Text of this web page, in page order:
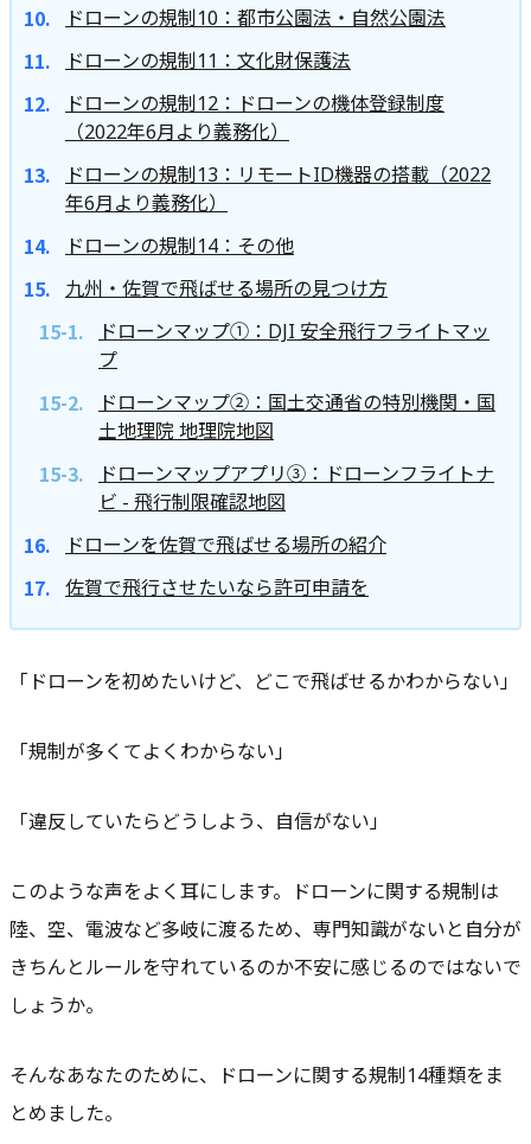
ドローンの規制10：都市公園法・自然公園法
ドローンの規制11：文化財保護法
ドローンの規制12：ドローンの機体登録制度
（2022年6月より義務化）
ドローンの規制13：リモートID機器の搭載（2022
年6月より義務化）
ドローンの規制14：その他
九州・佐賀で飛ばせる場所の見つけ方
ドローンマップ①：DJI 安全飛行フライトマッ
プ
ドローンマップ②：国土交通省の特別機関・国
土地理院 地理院地図
ドローンマップアプリ③：ドローンフライトナ
ビ - 飛行制限確認地図
ドローンを佐賀で飛ばせる場所の紹介
佐賀で飛行させたいなら許可申請を
「ドローンを初めたいけど、どこで飛ばせるかわからない」
「規制が多くてよくわからない」
「違反していたらどうしよう、自信がない」
このような声をよく耳にします。ドローンに関する規制は
陸、空、電波など多岐に渡るため、専門知識がないと自分が
きちんとルールを守れているのか不安に感じるのではないで
しょうか。
そんなあなたのために、ドローンに関する規制14種類をま
とめました。